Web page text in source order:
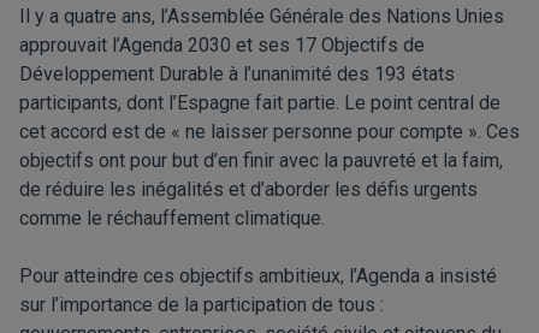
Il y a quatre ans, l’Assemblée Générale des Nations Unies
approuvait l’Agenda 2030 et ses 17 Objectifs de
Développement Durable à l’unanimité des 193 états
participants, dont l’Espagne fait partie. Le point central de
cet accord est de « ne laisser personne pour compte ». Ces
objectifs ont pour but d’en finir avec la pauvreté et la faim,
de réduire les inégalités et d’aborder les défis urgents
comme le réchauffement climatique.
Pour atteindre ces objectifs ambitieux, l’Agenda a insisté
sur l’importance de la participation de tous :